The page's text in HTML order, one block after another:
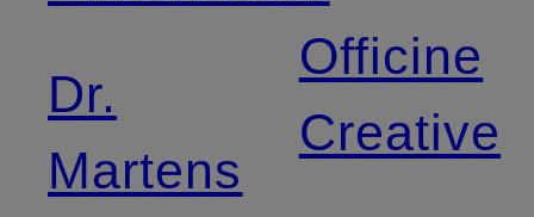
Dr.
Martens
Officine
Creative